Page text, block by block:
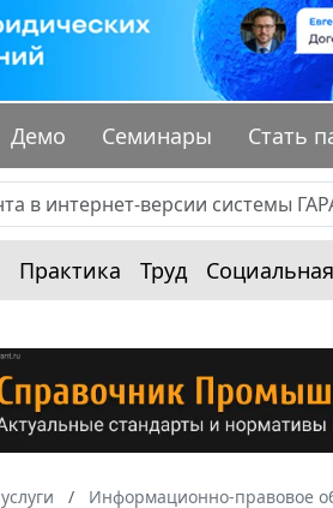
Демо Семинары Стать
Практика Труд
Информационно-правовое